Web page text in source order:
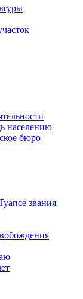
населению
бюро
звания